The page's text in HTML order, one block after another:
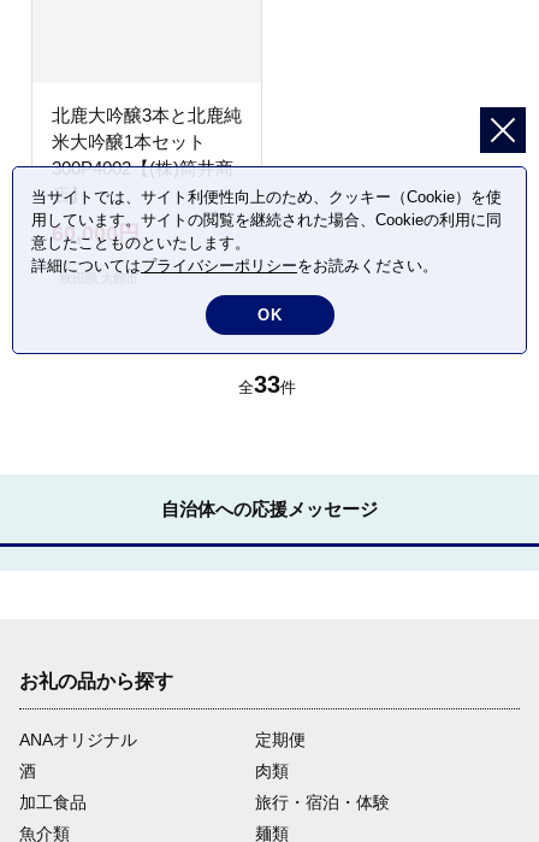
北鹿大吟醸3本と北鹿純
米大吟醸1本セット
300P4002【(株)筒井商
店】
60,000円
全33件
自治体への応援メッセージ
お礼の品から探す
ANAオリジナル
定期便
酒
肉類
加工食品
旅行・宿泊・体験
魚介類
麺類
当サイトでは、サイト利便性向上のため、クッキー（Cookie）を使
用しています。サイトの閲覧を継続された場合、Cookieの利用に同
意したことものといたします。
詳細についてはプライバシーポリシーをお読みください。
OK